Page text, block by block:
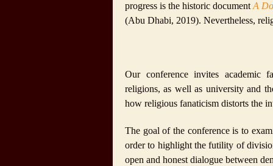
progress is the historic documentA
(Abu Dhabi, 2019). Nevertheless,
Our conference invites academic
religions, as well as university and
how religious fanaticism distorts the
The goal of the conference is to
order to highlight the futility of
open and honest dialogue between